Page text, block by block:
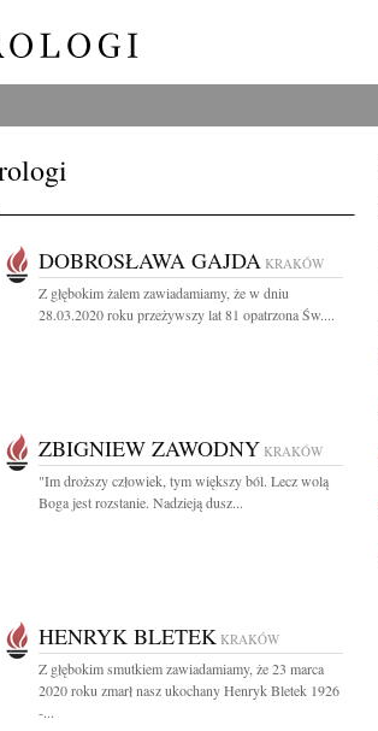
DOBROSŁAWA GAJDA KRAKÓW
Z głębokim żalem zawiadamiamy, że w dniu
28.03.2020 roku przeżywszy lat 81 opatrzona Św....
ZBIGNIEW ZAWODNY KRAKÓW
"Im droższy człowiek, tym większy ból. Lecz wolą
Boga jest rozstanie. Nadzieją dusz...
HENRYK BLETEK KRAKÓW
Z głębokim smutkiem zawiadamiamy, że 23 marca
2020 roku zmarł nasz ukochany Henryk Bletek 1926
-...